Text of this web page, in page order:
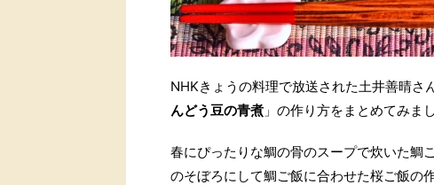
NHKきょうの料理で放送された土井善晴さ
んどう豆の青煮 」の作り方をまとめてみまし
春にぴったりな鯛の骨のスープで炊いた鯛
のそぼろにして鯛ご飯に合わせた桜ご飯の